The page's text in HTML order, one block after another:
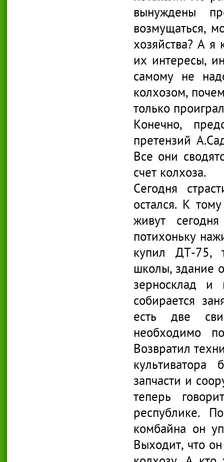
вынуждены
возмущаться,
хозяйства? А я
их интересы,
самому не
колхозом,
только
Конечно,
претензий
Все они
счет колхоза.
Сегодня
остался. К
живут
потихоньку
купил ДТ-75,
школы, здание
зерносклад и
собирается
есть две
необходимо
Возвратил
запчасти и
теперь
республике.
комбайна он
Выходит, что